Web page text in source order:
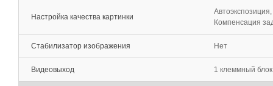
Настройка качества картинки
Компенсация
Стабилизатор изображения Нет
Видеовыход 1 клеммный